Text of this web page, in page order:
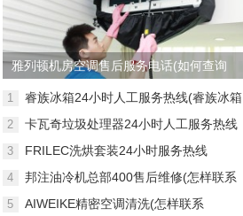
雅列顿机房空调售后服务电话(如何查询
雅列顿机房空调售后服务电...
1
睿族冰箱24小时人工服务热线(睿族冰箱
2
卡瓦奇垃圾处理器24小时人工服务热线
是多少？)
3
FRILEC洗烘套装24小时服务热线
少？)
4
邦注油冷机总部400售后维修(怎样联系
5
AIWEIKE精密空调清洗(怎样联系